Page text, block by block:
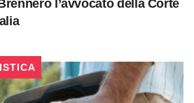
l’avvocato della Corte